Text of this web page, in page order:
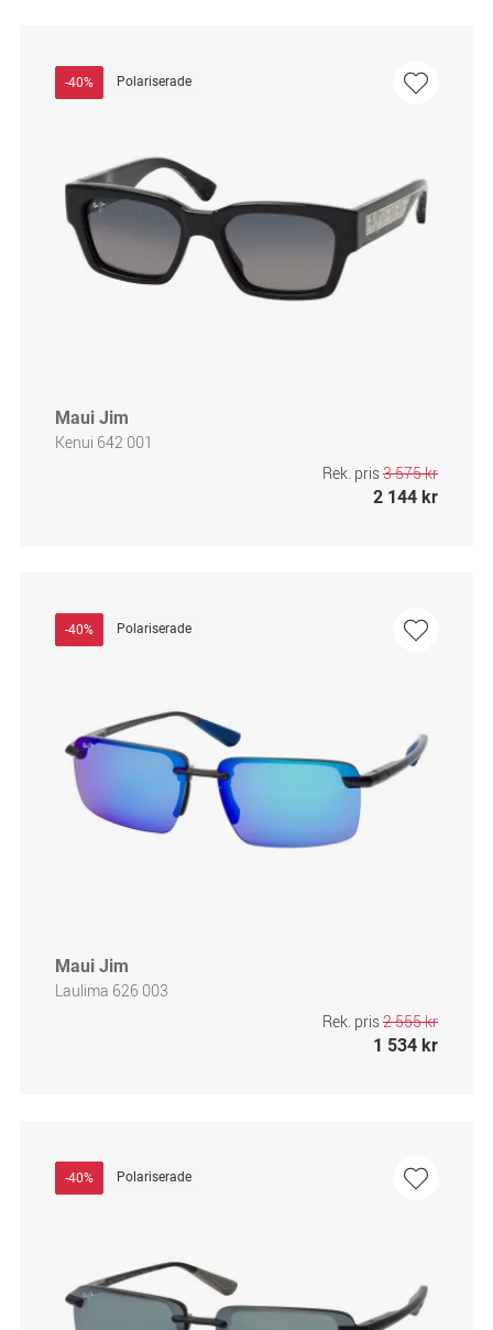
-40% Polariserade
Maui Jim
Kenui 642 001
Rek. pris3 575 kr
2 144 kr
-40% Polariserade
Maui Jim
Laulima 626 003
Rek. pris2 555 kr
1 534 kr
-40% Polariserade